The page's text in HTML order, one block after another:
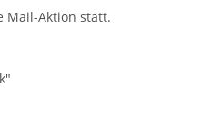
Mail-Aktion statt.